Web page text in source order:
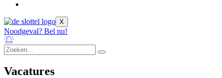
X
Noodgeval? Bel nu!
Vacatures